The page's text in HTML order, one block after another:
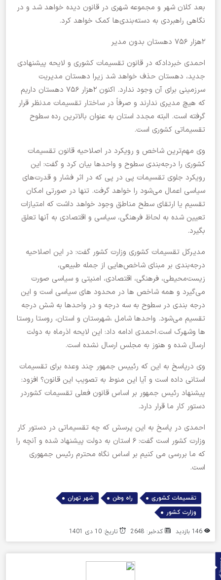
بعد کلان شهر و مجموعه شهری در قانون دیده خواهد شد و در
نگاهی راهبردی به دسته‌بندی‌ها کمک خواهد کرد.
۲هزار ۷۵۶ دهستان بدون مدیر
احمدی خبردادکه در قانون تقسیمات کشوری و لایحه پیشنهادی
جدید، دهستان حذف خواهد شد زیرا دهستان مدیریت
سرزمینی برای آن وجود ندارد. اکنون ۲هزار ۷۵۶ دهستان داریم
که هیچ مدیری ندارند و صرفاً در ساختار تقسیمات مدنظر قرار
گرفته است. البته مجدد استان به عنوان بالاترین رده سطوح
تقسیماتی کشوری است.
وی مهم‌ترین شاخص و رویکرد در اصلاحیه قانون تقسیمات
کشوری را درجه‌بندی سطوح و واحدها بیان کرد و گفت: این
رویکرد جلوی تقسیمات پی در پی که در اثر فشار و قدرت‌های
سیاسی اعمال می‌شود را خواهد گرفت. تنها در صورتی امکان
تقسیم یا ارتقای سطح مناطق وجود خواهد داشت که امتیازات
تعیین شده به لحاظ فرهنگی، سیاسی و اقتصادی به آنها تعلق
بگیرد.
مدیرکل تقسیمات کشوری وزارت کشور گفت: در این اصلاحیه
درجه‌بندی بر مبنای شاخص‌هایی از جمله طبیعی،
زیست‌محیطی، فرهنگی، اقتصادی، امنیتی و سیاسی صورت
می‌گیرد و همه شاخص ها در محدود های سیاسی است و این
درجه بندی در سطوح به سه درجه و در واحدها به شش درجه
تقسیم می‌شود. واحدها شامل ،شهرستان و استان، روستا روستا
ها وشهرک است.احمدی ادامه داد: این لایحه اذرماه به دولت
ارسال شده و هنوز به مجلس ارسال نشده است.
وی درپاسخ به این که رئییس جمهور چند وعده برای تقسیمات
استانی داده است و آیا این منوط به تصویب این قانون؟ افزود:
پیشنهاد رئیس جمهور بر اساس قانون فعلی تقسیمات کشوردر
دستور کار ما قرار دارد.
احمدی در پاسخ به این پرسش که چه تقسیماتی در دستور کار
وزارت کشور است گفت: ۶ استان به دولت پیشنهاد شده و آنچه را
که ما بررسی می کنیم بر اساس نگاه محترم رئیس جمهوری
است.
تقسیمات کشوری , راه وطن , شهر تهران
وزارت کشور
کدخبر: 2648 تاریخ: 10 دی 1401